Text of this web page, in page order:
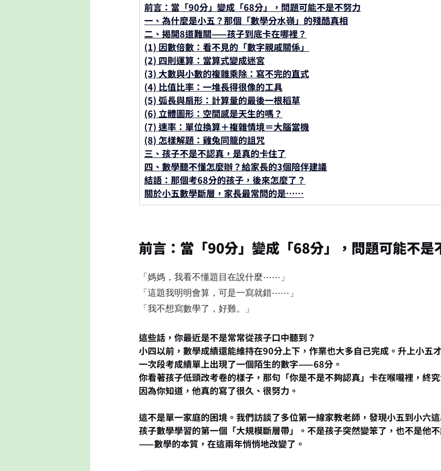
前言：當「90分」變成「68分」，問題可能不是不努力
一、為什麼是小五？那個「數學分水嶺」的殘酷真相
二、揭開8道難關——孩子到底卡在哪裡？
(1) 因數倍數：看不見的「數字親戚關係」
(2) 四則運算：當算式變成迷宮
(3) 大數與小數的複雜乘除：寫不完的直式
(4) 比值比率：一堆長得很像的工具
(5) 弧長與扇形：計算量的最後一根稻草
(6) 立體圖形：空間感是天生的嗎？
(7) 速率：單位換算＋複雜情境＝大腦當機
(8) 怎樣解題：雞兔同籠的詛咒
三、孩子不是不認真，是真的卡住了
四、數學聽不懂怎麼辦？給家長的3個陪伴建議
結語：那個考68分的孩子，後來怎麼了？
關於小五數學斷層，家長最常問的是⋯⋯
前言：當「90分」變成「68分」，問題可能不是
「媽媽，我看不懂題目在說什麼⋯⋯」
「這題我明明會算，可是一寫就錯⋯⋯」
「我不想寫數學了，好難。」
這些話，你最近是不是常常從孩子口中聽到？
小四以前，數學成績還能維持在90分上下，作業也大多自己完成。升上小五
一次段考成績單上出現了一個陌生的數字——68分。
你看著孩子低頭改考卷的樣子，那句「你是不是不夠認真」卡在喉嚨裡，終
因為你知道，他真的寫了很久、很努力。
這不是單一家庭的困境。我們訪談了多位第一線家教老師，發現小五到小六
孩子數學學習的第一個「大規模斷層帶」。不是孩子突然變笨了，也不是他
——數學的本質，在這兩年悄悄地改變了。